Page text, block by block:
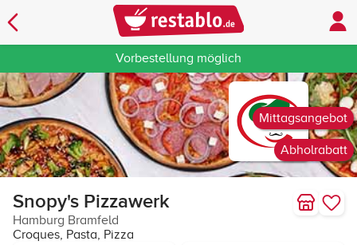
Vorbestellung möglich
Abholrabatt
Mittagsangebot
Snopy's Pizzawerk
Hamburg Bramfeld
Croques, Pasta, Pizza